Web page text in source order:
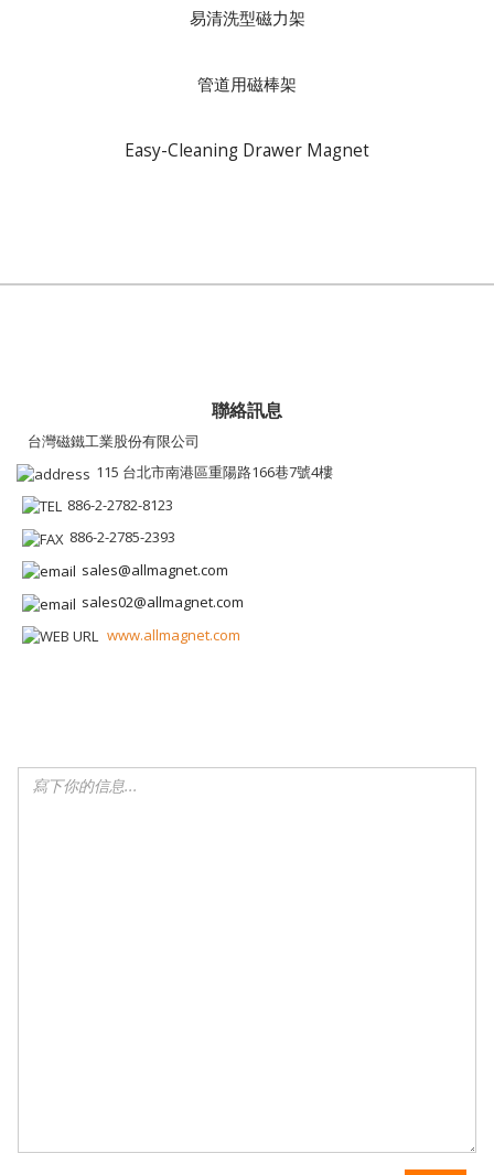
易清洗型磁力架
管道用磁棒架
Easy-Cleaning Drawer Magnet
聯絡訊息
台灣磁鐵工業股份有限公司
115 台北市南港區重陽路166巷7號4樓
886-2-2782-8123
886-2-2785-2393
sales@allmagnet.com
sales02@allmagnet.com
www.allmagnet.com